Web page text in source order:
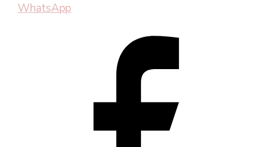
WhatsApp